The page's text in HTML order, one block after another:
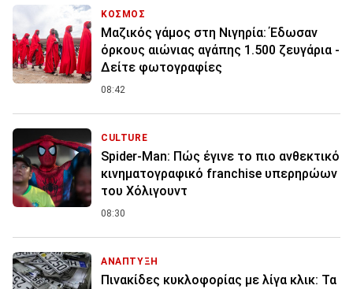
ΚΟΣΜΟΣ
Μαζικός γάμος στη Νιγηρία: Έδωσαν
όρκους αιώνιας αγάπης 1.500 ζευγάρια -
Δείτε φωτογραφίες
08:42
CULTURE
Spider-Man: Πώς έγινε το πιο ανθεκτικό
κινηματογραφικό franchise υπερηρώων
του Χόλιγουντ
08:30
ΑΝΑΠΤΥΞΗ
Πινακίδες κυκλοφορίας με λίγα κλικ: Τα